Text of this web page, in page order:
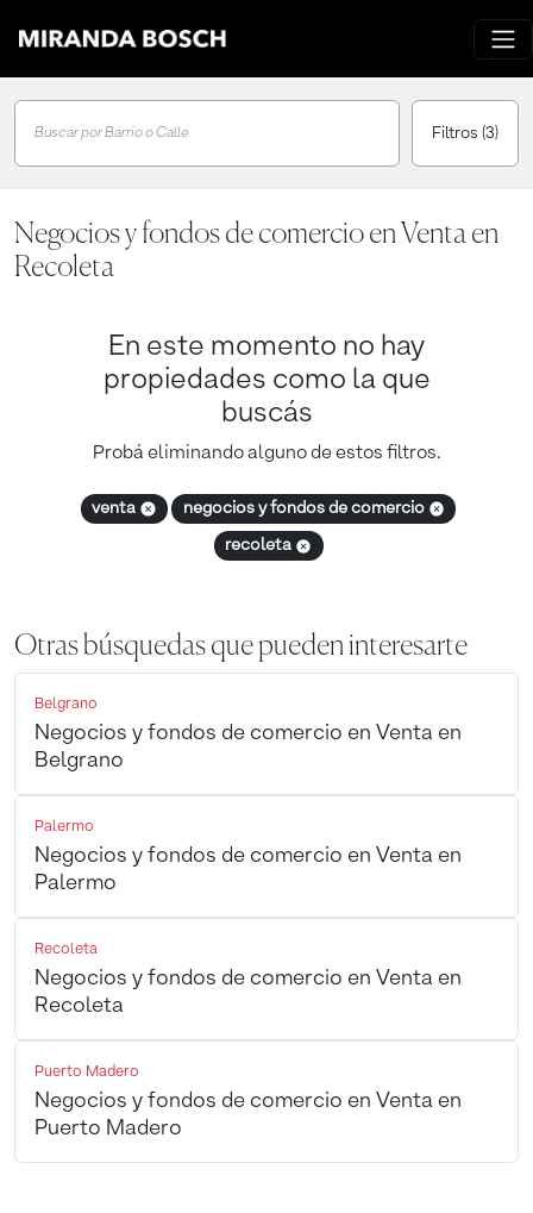
Buscar por Barrio o Calle Filtros (3)
Negocios y fondos de comercio en Venta en
Recoleta
En este momento no hay
propiedades como la que
buscás
Probá eliminando alguno de estos filtros.
venta negocios y fondos de comercio
recoleta
Otras búsquedas que pueden interesarte
Belgrano
Negocios y fondos de comercio en Venta en
Belgrano
Palermo
Negocios y fondos de comercio en Venta en
Palermo
Recoleta
Negocios y fondos de comercio en Venta en
Recoleta
Puerto Madero
Negocios y fondos de comercio en Venta en
Puerto Madero